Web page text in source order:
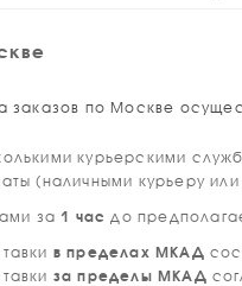
заказов по Москве
курьерскими
(наличными курьеру
за1 час до
в пределах МКАД
за пределы МКАД